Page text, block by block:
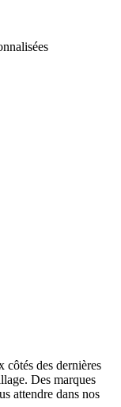
côtés des dernières
Des marques
attendre dans nos